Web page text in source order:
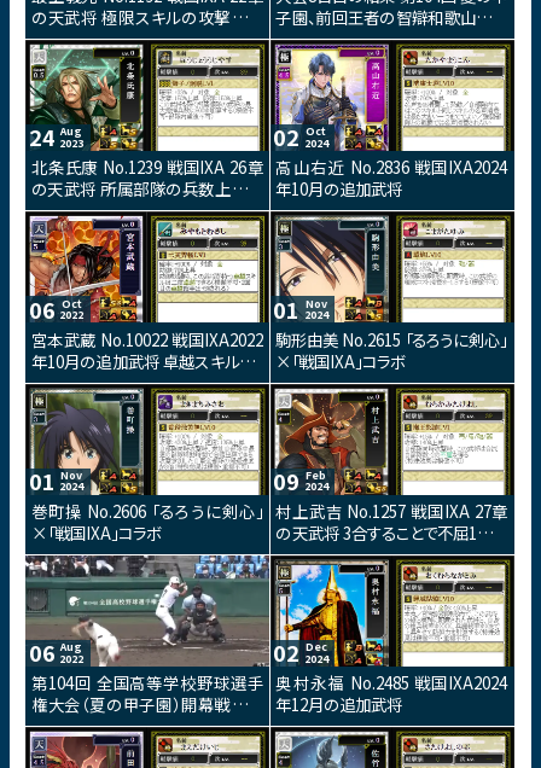
の天武将 極限スキルの攻撃効果
が3倍になるスキルを持つ武将カ
ードです。
子園、前回王者の智辯和歌山高校
が登場です！49校出揃う。
24 Aug
2023
北条氏康 No.1239 戦国IXA 26章
の天武将 所属部隊の兵数上限値
を上昇させる攻防スキルを持つ武
将カードです。
02 Oct
2024
高山右近 No.2836 戦国IXA2024
年10月の追加武将
06 Oct
2022
宮本武蔵 No.10022 戦国IXA2022
年10月の追加武将 卓越スキルが2
回実行される防御用の武将カード
です。
01 Nov
2024
駒形由美 No.2615 「るろうに剣心」
×「戦国IXA」コラボ
01 Nov
2024
巻町操 No.2606 「るろうに剣心」
×「戦国IXA」コラボ
09 Feb
2024
村上武吉 No.1257 戦国IXA 27章
の天武将 3合することで不屈1を付
与できるスキルを持つ武将カード
です。
06 Aug
2022
第104回 全国高等学校野球選手
権大会（夏の甲子園）開幕戦は日
大三島 vs 国学院栃木 この夏も始
まりました熱い熱戦！
02 Dec
2024
奥村永福 No.2485 戦国IXA2024
年12月の追加武将